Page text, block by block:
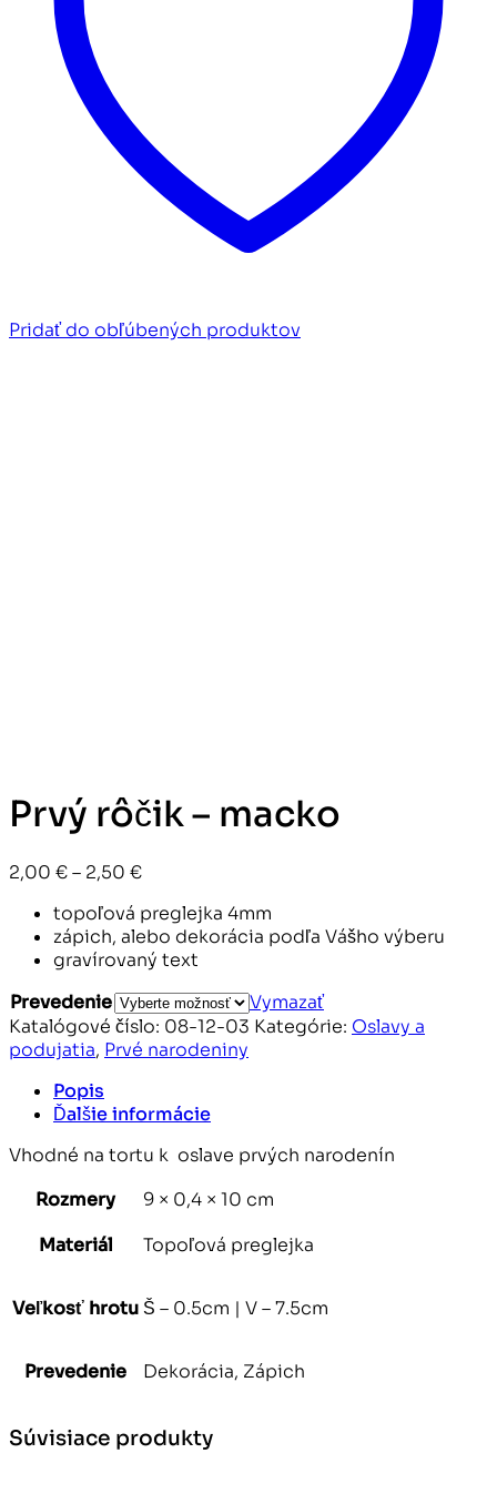
Pridať do obľúbených produktov
Prvý rôčik – macko
2,00 €– 2,50 €Price
2,00 €
through
2,50 €
topoľová preglejka 4mm
zápich, alebo dekorácia podľa Vášho výberu
gravírovaný text
Prevedenie
Vymazať
Katalógové číslo: 08-12-03 Kategórie: Oslavy a
podujatia, Prvé narodeniny
Popis
Ďalšie informácie
Vhodné na tortu k oslave prvých narodenín
Rozmery
9 × 0,4 × 10 cm
Materiál
Topoľová preglejka
Veľkosť hrotu Š – 0.5cm | V – 7.5cm
Prevedenie Dekorácia, Zápich
Súvisiace produkty